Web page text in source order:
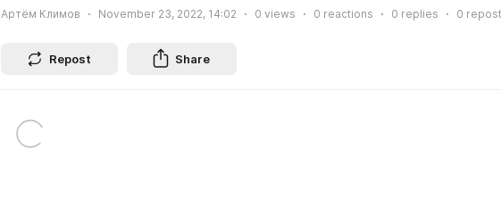
Артём Климов November 23, 2022, 14:02 0 views 0 reactions 0 replies 0
Repost Share